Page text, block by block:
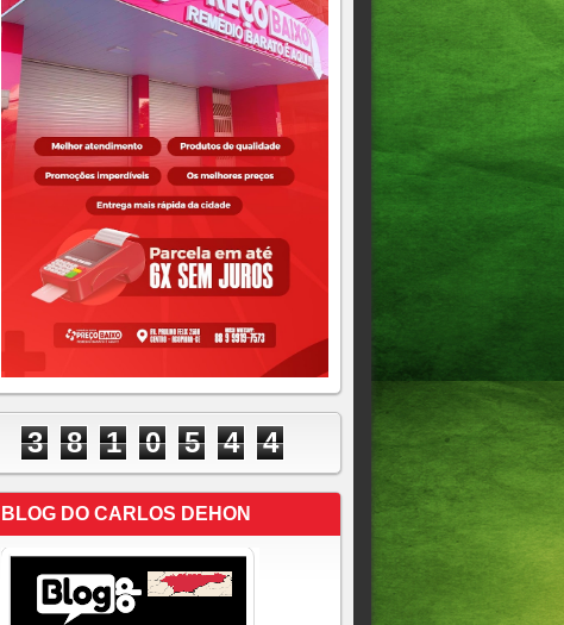
3 8 1 0 5 4 4
BLOG DO CARLOS DEHON